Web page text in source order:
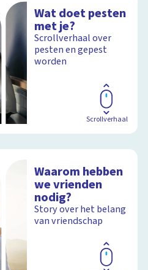
Wat doet pesten
met je?
Scrollverhaal over
pesten en gepest
worden
Scrollverhaal
Waarom hebben
we vrienden
nodig?
Story over het belang
van vriendschap